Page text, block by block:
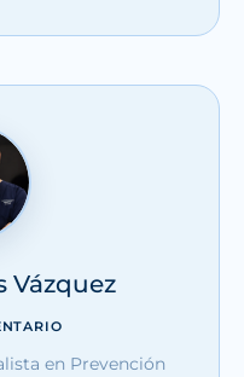
Vázquez
en Prevención